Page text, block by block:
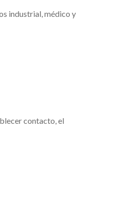
industrial, médico y
contacto, el